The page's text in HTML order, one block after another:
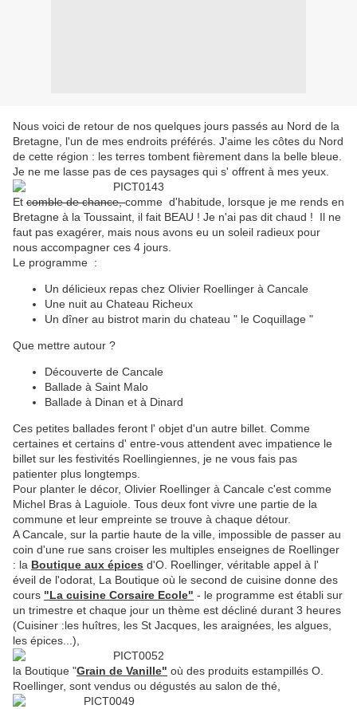
Nous voici de retour de nos quelques jours passés au Nord de la
Bretagne, l'un de mes endroits préférés. J'aime les côtes du Nord
de cette région : les terres tombent fièrement dans la belle bleue.
Je ne me lasse pas de ces paysages qui s' offrent à mes yeux.
Et comble de chance,comme d'habitude, lorsque je me rends en
Bretagne à la Toussaint, il fait BEAU ! Je n'ai pas dit chaud ! Il ne
faut pas exagérer, mais nous avons eu un soleil radieux pour
nous accompagner ces 4 jours.
Le programme :
Un délicieux repas chez Olivier Roellinger à Cancale
Une nuit au Chateau Richeux
Un dîner au bistrot marin du chateau " le Coquillage "
Que mettre autour ?
Découverte de Cancale
Ballade à Saint Malo
Ballade à Dinan et à Dinard
Ces petites ballades feront l' objet d'un autre billet. Comme
certaines et certains d' entre-vous attendent avec impatience le
billet sur les festivités Roellingiennes, je ne vous fais pas
patienter plus longtemps.
Pour planter le décor, Olivier Roellinger à Cancale c'est comme
Michel Bras à Laguiole. Tous deux font vivre une partie de la
commune et leur empreinte se trouve à chaque détour.
A Cancale, sur la partie haute de la ville, impossible de passer au
coin d'une rue sans croiser les multiples enseignes de Roellinger
: la Boutique aux épices d'O. Roellinger, véritable appel à l'
éveil de l'odorat, La Boutique où le second de cuisine donne des
cours "La cuisine Corsaire Ecole" - le programme est établi sur
un trimestre et chaque jour un thème est décliné durant 3 heures
(Cuisiner :les huîtres, les St Jacques, les araignées, les algues,
les épices...),
la Boutique "Grain de Vanille" où des produits estampillés O.
Roellinger, sont vendus ou dégustés au salon de thé,